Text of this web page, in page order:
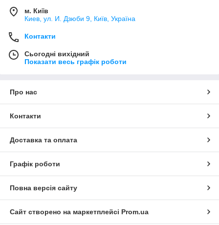
м. Київ
Киев, ул. И. Дзюби 9, Київ, Україна
Контакти
Сьогодні вихідний
Показати весь графік роботи
Про нас
Контакти
Доставка та оплата
Графік роботи
Повна версія сайту
Сайт створено на маркетплейсі Prom.ua